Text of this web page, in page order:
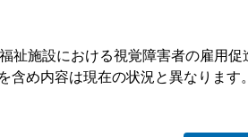
祉施設における視覚障害者の雇用
め内容は現在の状況と異なります。